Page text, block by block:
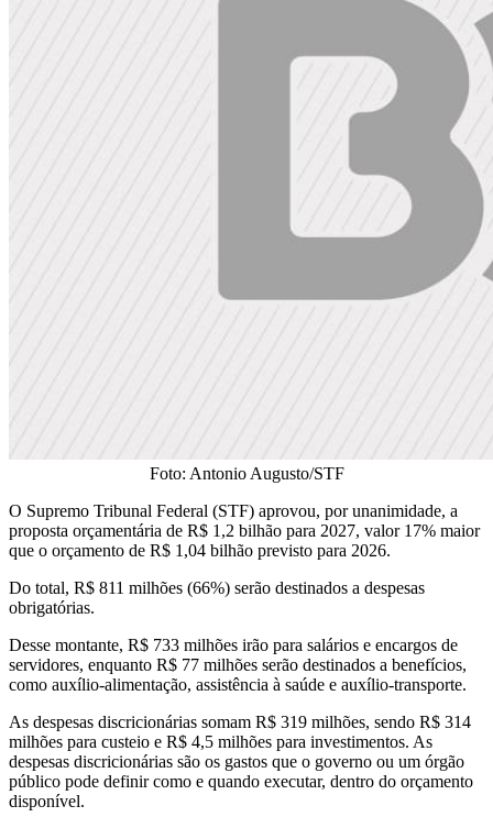
Foto: Antonio Augusto/STF
O Supremo Tribunal Federal (STF) aprovou, por unanimidade, a
proposta orçamentária de R$ 1,2 bilhão para 2027, valor 17% maior
que o orçamento de R$ 1,04 bilhão previsto para 2026.
Do total, R$ 811 milhões (66%) serão destinados a despesas
obrigatórias.
Desse montante, R$ 733 milhões irão para salários e encargos de
servidores, enquanto R$ 77 milhões serão destinados a benefícios,
como auxílio-alimentação, assistência à saúde e auxílio-transporte.
As despesas discricionárias somam R$ 319 milhões, sendo R$ 314
milhões para custeio e R$ 4,5 milhões para investimentos. As
despesas discricionárias são os gastos que o governo ou um órgão
público pode definir como e quando executar, dentro do orçamento
disponível.